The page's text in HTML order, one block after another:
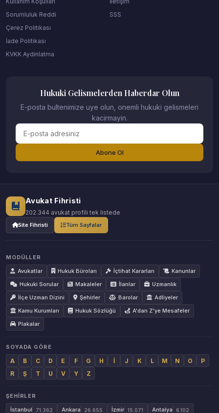
Sorumluluk Reddi
Çerez Politikası
İade Politikası
KVKK Aydinlatma
SSS
Hukuki Gelismelerden Haberdar Olun
E-posta bultenimize uye olun, onemli hukuki gelismeleri
kacirmayin.
Abone Ol
Avukat Fihristi
202.344 avukat profili tek listede
Site Fihristi Tüm Sayfalar
MODÜLLER
Avukatlar
Hukuk Büroları İçtihat Kararları
Kanunlar
Hukuki Sorular
Makaleler İlanlar
Uzmanlık
İlçe Uzman Dizini
Şehirler Barolar
Adliyeler
Kamu Kurumları
Hukuk Sözlüğü
A'dan Z'ye Mesafeler
Plakalar
SOYADA GÖRE
A B C D E F G H İ J K L M N O
P
R
Ş T U V Y Z
ŞEHIRLER
İstanbul
71.362 Ankara 26.655 İzmir 15.071 Antalya 6.102